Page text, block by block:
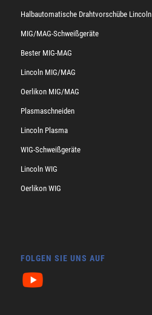
Halbautomatische Drahtvorschübe Lincoln
MIG/MAG-Schweißgeräte
Bester MIG-MAG
Lincoln MIG/MAG
Oerlikon MIG/MAG
Plasmaschneiden
Lincoln Plasma
WIG-Schweißgeräte
Lincoln WIG
Oerlikon WIG
FOLGEN SIE UNS AUF